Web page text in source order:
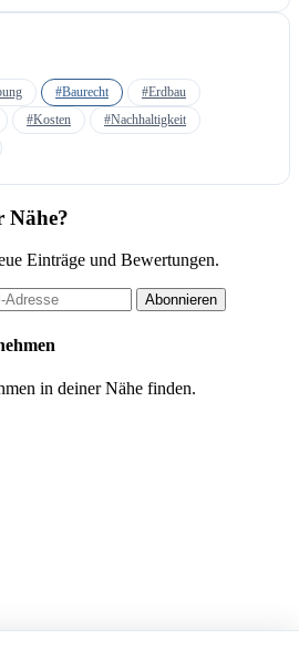
#Baurecht
#Erdbau
#Kosten
#Nachhaltigkeit
Nähe?
Einträge und Bewertungen.
Abonnieren
in deiner Nähe finden.